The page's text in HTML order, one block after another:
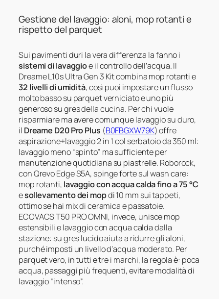
Gestione del lavaggio: aloni, mop rotanti e
rispetto del parquet
Sui pavimenti duri la vera differenza la fanno i
sistemi di lavaggioe il controllo dell’acqua. Il
Dreame L10s Ultra Gen 3 Kit combina mop rotanti e
32 livelli di umidità, così puoi impostare un flusso
molto basso su parquet verniciato e uno più
generoso su gres della cucina. Per chi vuole
risparmiare ma avere comunque lavaggio su duro,
il Dreame D20 Pro Plus (B0FBGXW79K) offre
aspirazione+lavaggio 2 in 1 col serbatoio da 350 ml:
lavaggio meno “spinto” ma sufficiente per
manutenzione quotidiana su piastrelle. Roborock,
con Qrevo Edge S5A, spinge forte sul wash care:
mop rotanti, lavaggio con acqua calda fino a 75 °C
esollevamento dei mopdi 10 mm sui tappeti,
ottimo se hai mix di ceramica e passatoie.
ECOVACS T50 PRO OMNI, invece, unisce mop
estensibili e lavaggio con acqua calda dalla
stazione: su gres lucido aiuta a ridurre gli aloni,
purché imposti un livello d’acqua moderato. Per
parquet vero, in tutti e tre i marchi, la regola è: poca
acqua, passaggi più frequenti, evitare modalità di
lavaggio “intenso”.